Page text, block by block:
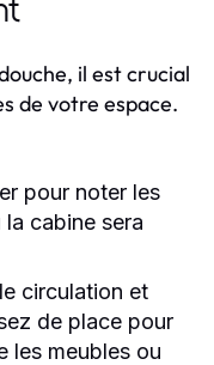
il est crucial
de votre espace.
pour noter les
cabine sera
circulation et
de place pour
les meubles ou